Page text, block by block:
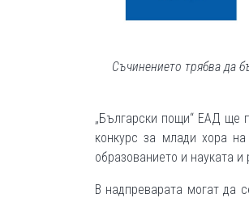
Съчинението трябва да
„Български пощи“ ЕАД ще
конкурс за млади хора
образованието и науката и
В надпреварата могат да